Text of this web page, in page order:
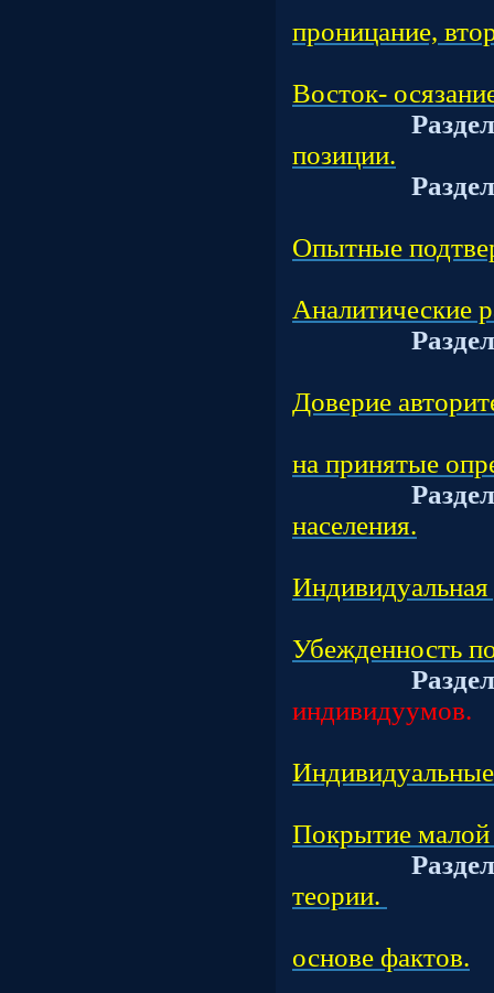
проницание,
Восток-
Раздел
позиции.
Раздел
Опытные
Аналитические
Раздел
Доверие
на принятые
Раздел
населения.
Убежденность
Раздел
индивидуумов.
Покрытие малой
Раздел
теории.
основе фактов.